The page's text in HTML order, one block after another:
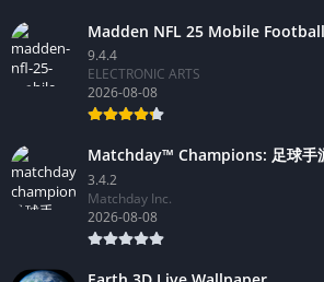
Madden NFL 25 Mobile Football
9.4.4
ELECTRONIC ARTS
Matchday™ Champions: 足球手游
3.4.2
Matchday Inc.